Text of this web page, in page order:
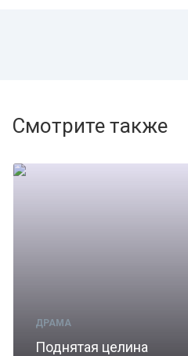
Смотрите также
ДРАМА
Поднятая целина